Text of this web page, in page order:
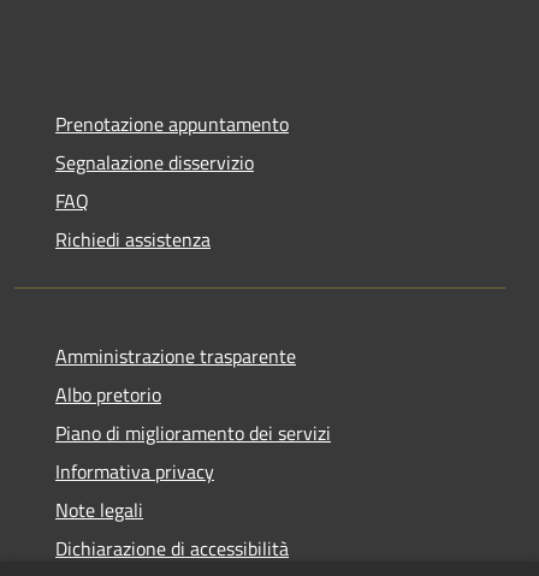
Prenotazione appuntamento
Segnalazione disservizio
FAQ
Richiedi assistenza
Amministrazione trasparente
Albo pretorio
Piano di miglioramento dei servizi
Informativa privacy
Note legali
Dichiarazione di accessibilità